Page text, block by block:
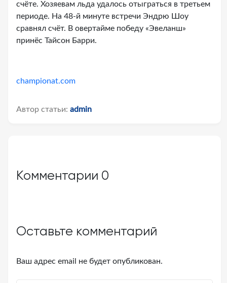
счёте. Хозяевам льда удалось отыграться в третьем
периоде. На 48-й минуте встречи Эндрю Шоу
сравнял счёт. В овертайме победу «Эвеланш»
принёс Тайсон Барри.
championat.com
Автор статьи: admin
Комментарии 0
Оставьте комментарий
Ваш адрес email не будет опубликован.